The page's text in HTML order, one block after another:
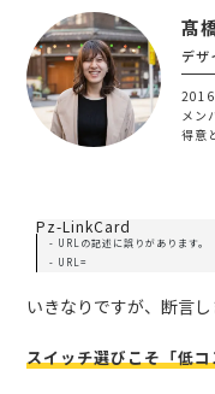
髙
デ
2016
メン
得意
Pz-LinkCard
- URLの記述に誤りがあります。
- URL=
いきなりですが、断言し
スイッチ選びこそ「低